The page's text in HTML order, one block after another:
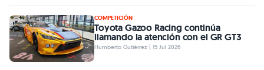
COMPETICIÓN
Toyota Gazoo Racing continúa
llamando la atención con el GR GT3
Humberto Gutiérrez | 15 Jul 2026